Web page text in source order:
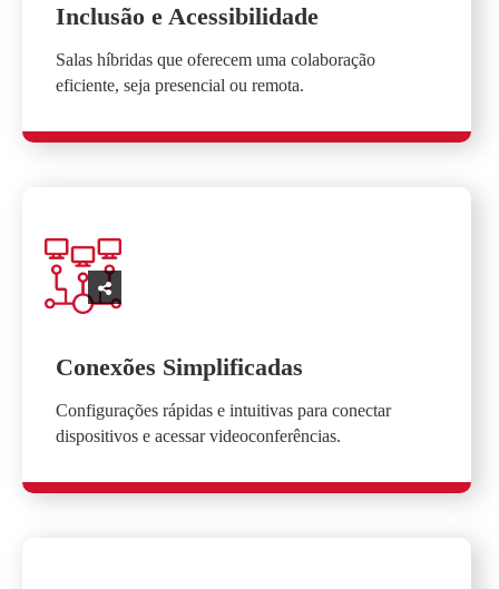
Inclusão e Acessibilidade
Salas híbridas que oferecem uma colaboração
eficiente, seja presencial ou remota.
Conexões Simplificadas
Configurações rápidas e intuitivas para conectar
dispositivos e acessar videoconferências.